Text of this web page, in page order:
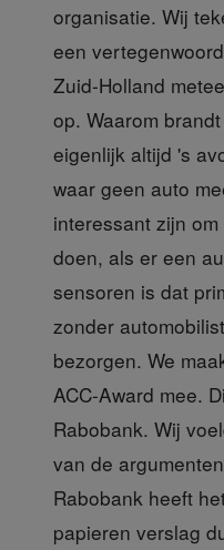
organisatie. Wij
een
Zuid-Holland
op. Waarom
eigenlijk altijd 's
waar geen auto
interessant zijn
doen, als er een
sensoren is dat
zonder
bezorgen. We
ACC-Award mee.
Rabobank. Wij
van de
Rabobank heeft
papieren verslag